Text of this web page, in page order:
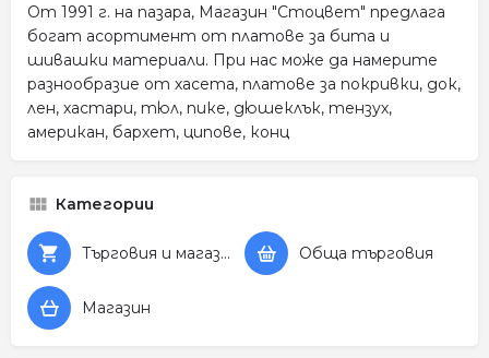
От 1991 г. на пазара, Магазин "Стоцвет" предлага
богат асортимент от платове за бита и
шивашки материали. При нас може да намерите
разнообразие от хасета, платове за покривки, док,
лен, хастари, тюл, пике, дюшеклък, тензух,
американ, бархет, ципове, конц
Категории
Търговия и магазини Обща търговия
Магазин